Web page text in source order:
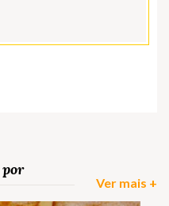
Ver mais +